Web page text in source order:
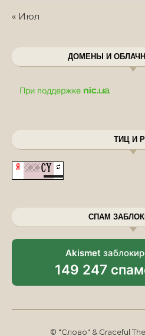
« Июл
ДОМЕНЫ И
ТИЦ И
СПАМ
Akismet
149 247
© "Слово" & Graceful